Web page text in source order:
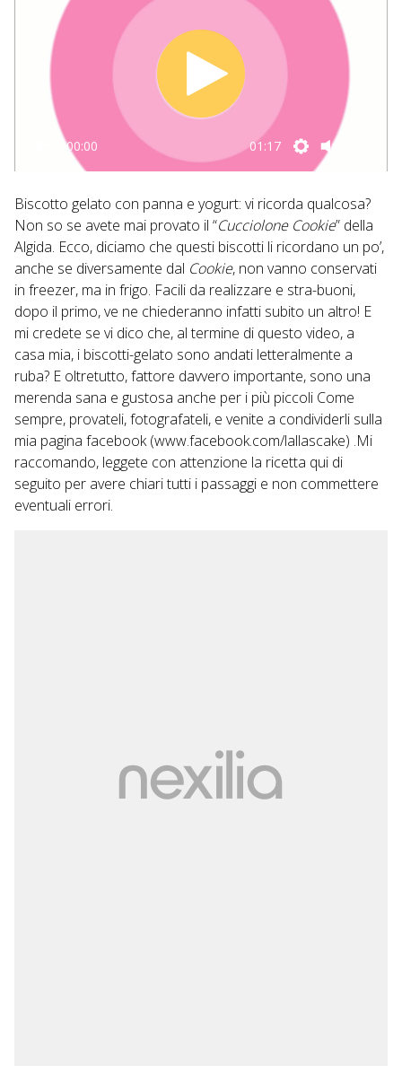
00:00 01:17
Biscotto gelato con panna e yogurt: vi ricorda qualcosa?
Non so se avete mai provato il “Cucciolone Cookie” della
Algida. Ecco, diciamo che questi biscotti li ricordano un po’,
anche se diversamente dal Cookie, non vanno conservati
in freezer, ma in frigo. Facili da realizzare e stra-buoni,
dopo il primo, ve ne chiederanno infatti subito un altro! E
mi credete se vi dico che, al termine di questo video, a
casa mia, i biscotti-gelato sono andati letteralmente a
ruba? E oltretutto, fattore davvero importante, sono una
merenda sana e gustosa anche per i più piccoli Come
sempre, provateli, fotografateli, e venite a condividerli sulla
mia pagina facebook (www.facebook.com/lallascake) .Mi
raccomando, leggete con attenzione la ricetta qui di
seguito per avere chiari tutti i passaggi e non commettere
eventuali errori.